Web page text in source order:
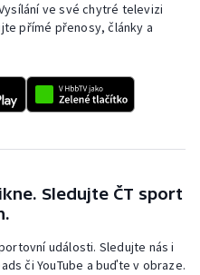
ve své chytré televizi
přímé přenosy, články a
Sledujte ČT sport
události. Sledujte nás i
či YouTube a buďte v obraze.